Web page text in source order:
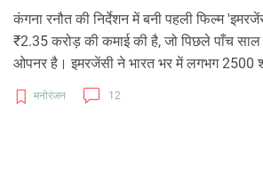
कंगना रनौत की निर्देशन में बनी पहली फिल्म
₹2.35 करोड़ की कमाई की है, जो पिछले पाँच
ओपनर है। इमरजेंसी ने भारत भर में लगभग 2500
प्रतिशत तक की ओक्यूपेंसी दर्ज की। कंगना के
दाव साबित हो रही है, लेकिन शुरुआती प्रतिक्रिया
मनोरंजन 12